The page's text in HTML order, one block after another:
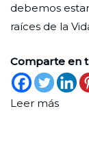
debemos
raíces de la
Comparte en
Leer más